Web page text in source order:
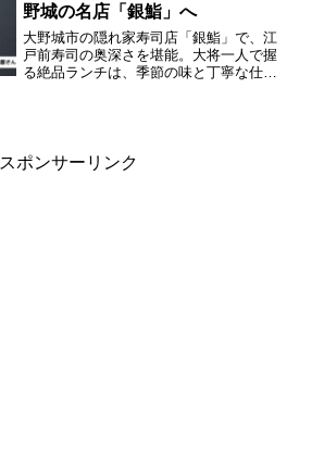
野城の名店「銀鮨」へ
大野城市の隠れ家寿司店「銀鮨」で、江
戸前寿司の奥深さを堪能。大将一人で握
る絶品ランチは、季節の味と丁寧な仕事
スポンサーリンク